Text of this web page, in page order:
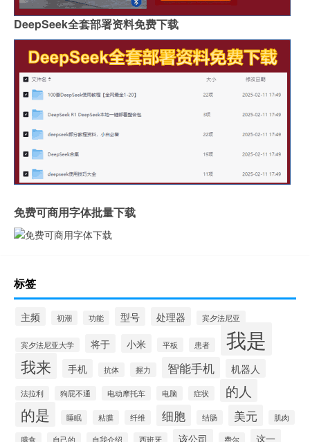
DeepSeek全套部署资料免费下载
免费可商用字体批量下载
标签
主频 初潮 功能 型号 处理器 宾夕法尼亚
宾夕法尼亚大学 将于 小米 平板 患者 我是
我来 手机 抗体 握力 智能手机 机器人
法拉利 狗屁不通 电动摩托车 电脑 症状 的人
的是 睡眠 粘膜 纤维 细胞 结肠 美元 肌肉
膳食 自己的 自我介绍 西班牙 该公司 费尔
这一